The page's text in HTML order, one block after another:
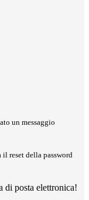
un messaggio
reset della password
di posta elettronica!